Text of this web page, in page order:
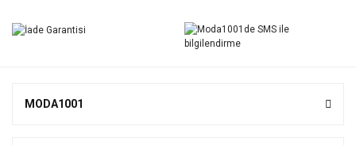
Yorum Yaz
MODA1001